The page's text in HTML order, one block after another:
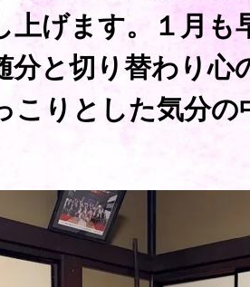
上げます。１月も
分と切り替わり心
こりとした気分の